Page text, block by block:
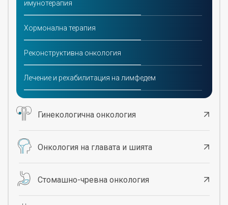
имунотерапия
Хормонална терапия
Реконструктивна онкология
Лечение и рехабилитация на лимфедем
Гинекологична онкология
Онкология на главата и шията
Стомашно-чревна онкология